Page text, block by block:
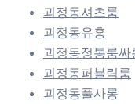
괴정동셔츠룸
괴정동유흥
괴정동정통룸싸
괴정동퍼블릭룸
괴정동풀사롱